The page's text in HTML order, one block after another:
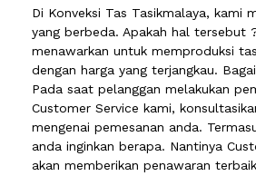
Di Konveksi Tas Tasikmalaya, kami
yang berbeda. Apakah hal tersebut
menawarkan untuk memproduksi
dengan harga yang terjangkau.
Pada saat pelanggan melakukan
Customer Service kami,
mengenai pemesanan anda.
anda inginkan berapa. Nantinya
akan memberikan penawaran